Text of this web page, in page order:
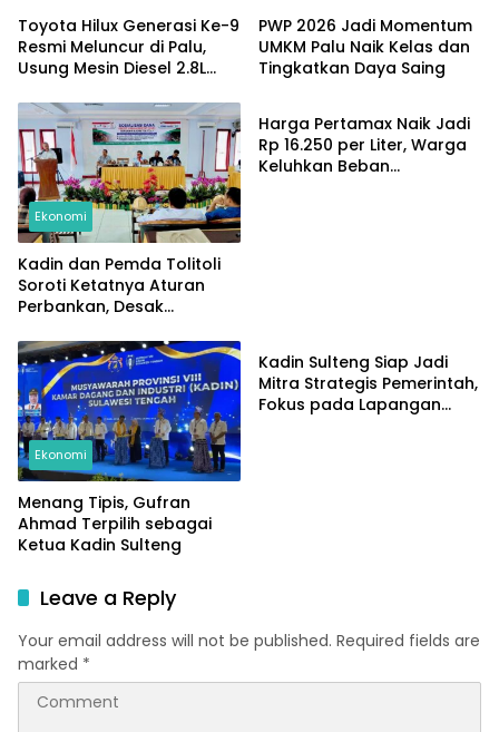
Toyota Hilux Generasi Ke-9
Resmi Meluncur di Palu,
Usung Mesin Diesel 2.8L
Canggih
PWP 2026 Jadi Momentum
UMKM Palu Naik Kelas dan
Tingkatkan Daya Saing
Ekonomi
Kadin dan Pemda Tolitoli
Soroti Ketatnya Aturan
Perbankan, Desak
Dipermudah
Ekonomi
Harga Pertamax Naik Jadi
Rp 16.250 per Liter, Warga
Keluhkan Beban
Ekonomi
Menang Tipis, Gufran
Ahmad Terpilih sebagai
Ketua Kadin Sulteng
Kadin Sulteng Siap Jadi
Mitra Strategis Pemerintah,
Fokus pada Lapangan
Leave a Reply
Your email address will not be published. Required fields are
marked *